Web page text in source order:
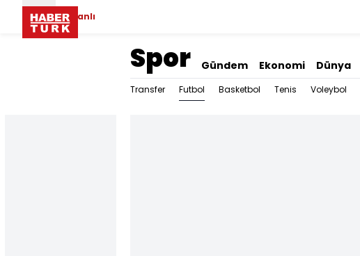
Canlı
Spor Gündem Ekonomi Dünya
Transfer Futbol Basketbol Tenis Voleybol